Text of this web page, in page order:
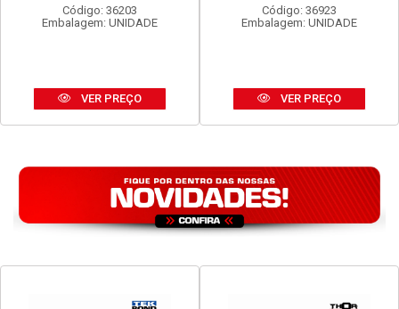
Código: 36203
Embalagem: UNIDADE
VER PREÇO
Código: 36923
Embalagem: UNIDADE
VER PREÇO